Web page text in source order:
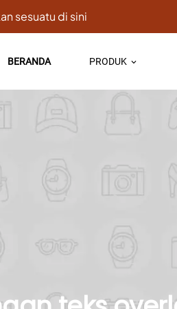
sesuatu di sini
BERANDA PRODUK keyboard_arrow_down